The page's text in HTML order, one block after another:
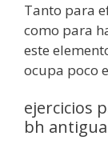
Tanto para
como para
este
ocupa poco
ejercicios
bh antigua